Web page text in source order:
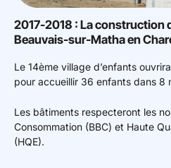
2017-2018 : La construction
Beauvais-sur-Matha en
Le 14ème village d’enfants
pour accueillir 36 enfants dans 8
Les bâtiments respecteront les
Consommation (BBC) et Haute
(HQE).